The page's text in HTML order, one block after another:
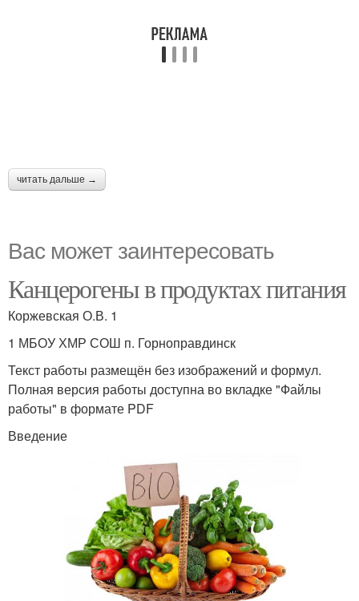
читать дальше →
Вас может заинтересовать
Канцерогены в продуктах питания
Коржевская О.В. 1
1 МБОУ ХМР СОШ п. Горноправдинск
Текст работы размещён без изображений и формул.
Полная версия работы доступна во вкладке "Файлы
работы" в формате PDF
Введение